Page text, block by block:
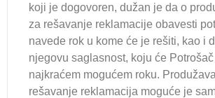
koji je dogovoren, dužan je da o
za rešavanje reklamacije obavesti
navede rok u kome će je rešiti, kao i
njegovu saglasnost, koju će
najkraćem mogućem roku.
rešavanje reklamacija moguće je